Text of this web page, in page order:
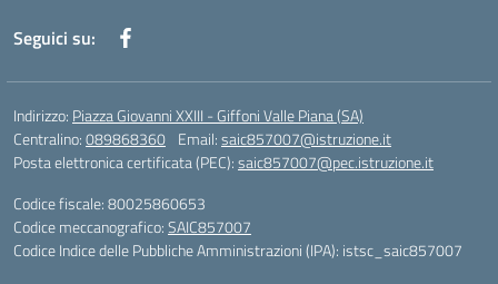
Seguici su:
Indirizzo: Piazza Giovanni XXIII - Giffoni Valle Piana (SA)
Centralino:089868360 Email:saic857007@istruzione.it
Posta elettronica certificata (PEC):saic857007@pec.istruzione.it
Codice fiscale: 80025860653
Codice meccanografico:SAIC857007
Codice Indice delle Pubbliche Amministrazioni (IPA): istsc_saic857007